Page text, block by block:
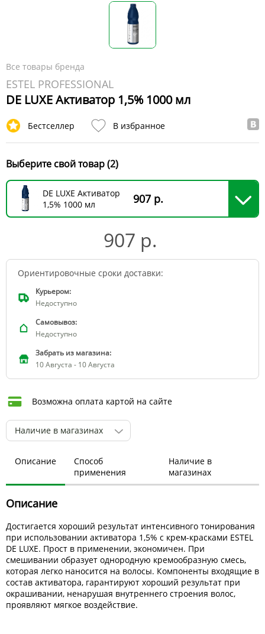
Все товары бренда
ESTEL PROFESSIONAL
DE LUXE Активатор 1,5% 1000 мл
Бестселлер В избранное
Выберите свой товар (2)
DE LUXE Активатор
1,5% 1000 мл
907 р.
907 р.
Ориентировочные сроки доставки:
Курьером:
Недоступно
Самовывоз:
Недоступно
Забрать из магазина:
10 Августа - 10 Августа
Возможна оплата картой на сайте
Наличие в магазинах
Описание
Способ
применения
Наличие в
магазинах
Описание
Достигается хороший результат интенсивного тонирования
при использовании активатора 1,5% с крем-красками ESTEL
DE LUXE. Прост в применении, экономичен. При
смешивании образует однородную кремообразную смесь,
которая легко наносится на волосы. Компоненты входящие в
состав активатора, гарантируют хороший результат при
окрашивании, ненарушая внутреннего строения волос,
проявляют мягкое воздействие.